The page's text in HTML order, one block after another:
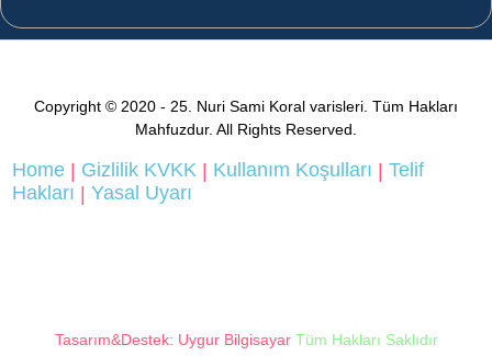
Copyright © 2020 - 25. Nuri Sami Koral varisleri. Tüm Hakları
Mahfuzdur. All Rights Reserved.
Home | Gizlilik KVKK | Kullanım Koşulları | Telif
Hakları
Yasal Uyarı
Tasarım&Destek: Uygur Bilgisayar Tüm Hakları Saklıdır